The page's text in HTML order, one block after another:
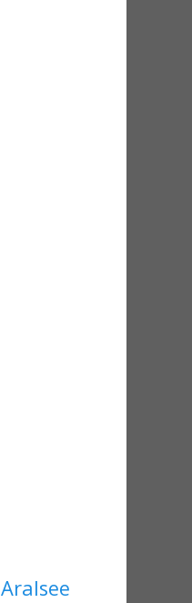
Aralsee